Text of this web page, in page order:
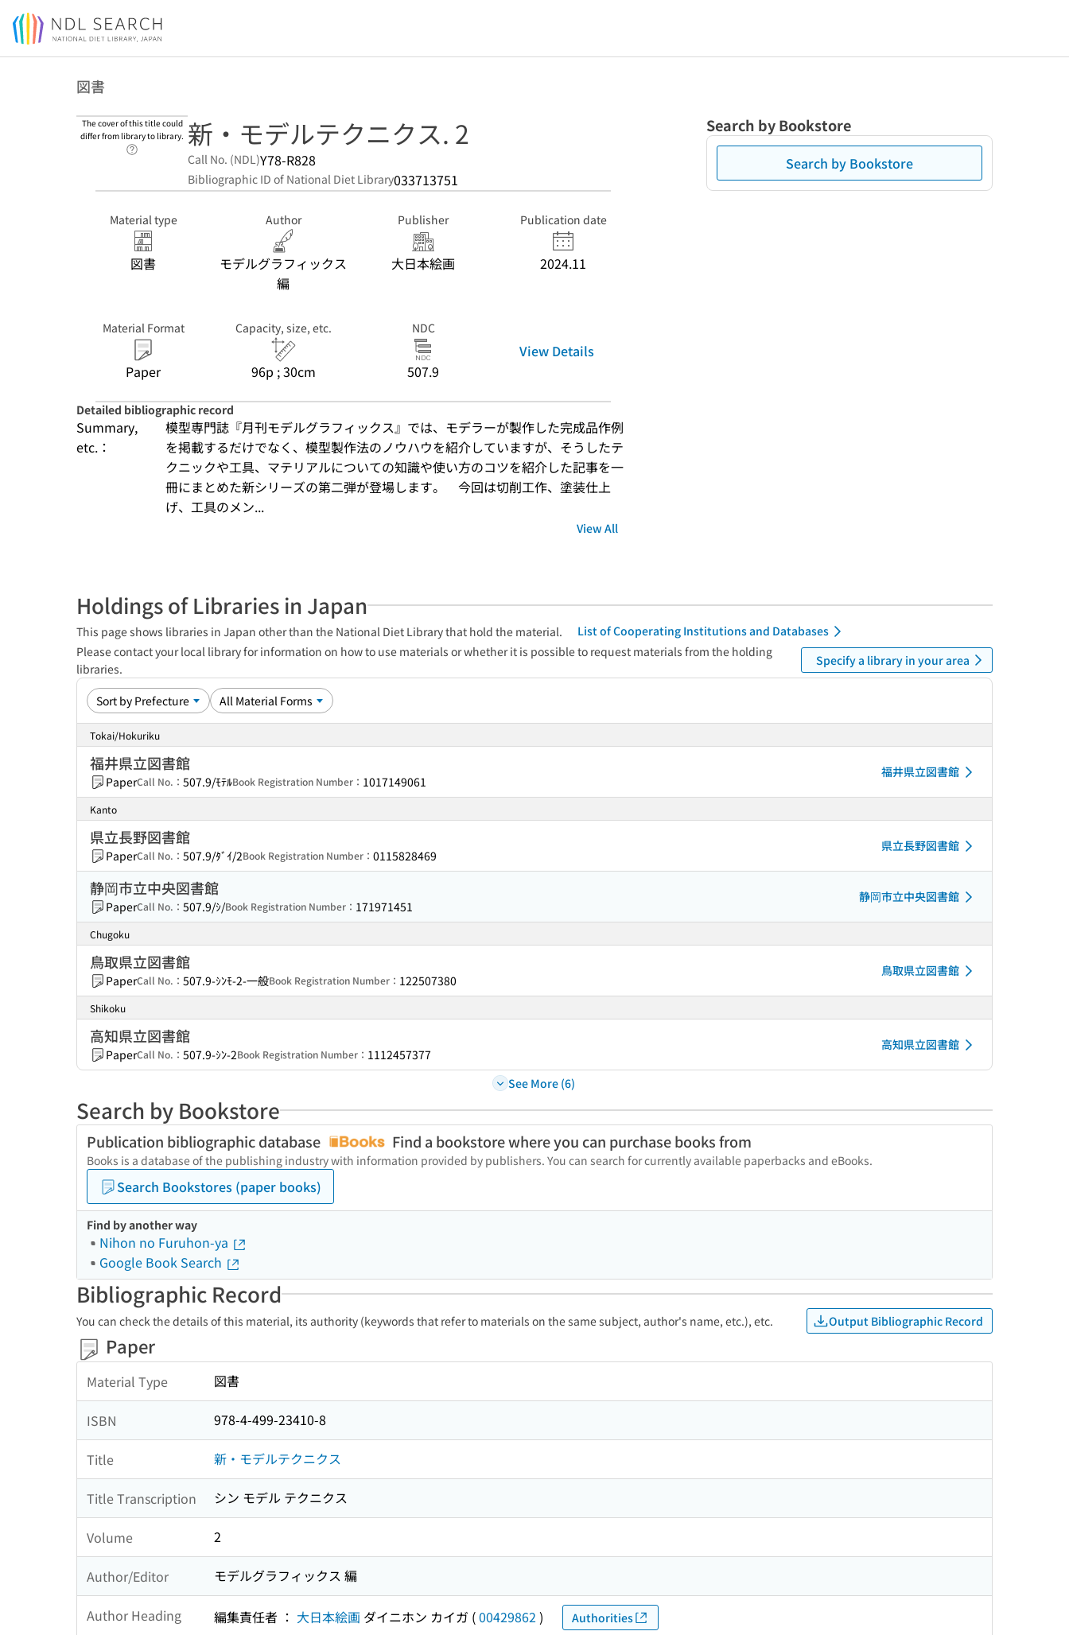
Jump to main content
図書
The cover of this title could
differ from library to library.
Link to Help Page新・モデルテクニクス. 2
Call No. (NDL)Y78-R828
Bibliographic ID of National Diet Library033713751
Material type
図書
Author
モデルグラフィックス
編
Publisher
大日本絵画
Publication date
2024.11
Material Format
Paper
Capacity, size, etc.
96p ; 30cm
NDC
507.9
View Details
Detailed bibliographic record
Summary,
etc.：
模型専門誌『月刊モデルグラフィックス』では、モデラーが製作した完成品作例
を掲載するだけでなく、模型製作法のノウハウを紹介していますが、そうしたテ
クニックや工具、マテリアルについての知識や使い方のコツを紹介した記事を一
冊にまとめた新シリーズの第二弾が登場します。　今回は切削工作、塗装仕上
げ、工具のメン...
View All
Search by Bookstore
Search by Bookstore
Holdings of Libraries in Japan
This page shows libraries in Japan other than the National Diet Library that hold the material.
List of Cooperating Institutions and Databases
Please contact your local library for information on how to use materials or whether it is possible to request materials from the holding
libraries.
Specify a library in your area
Tokai/Hokuriku
福井県立図書館
PaperCall No.： 507.9/ﾓﾃﾙBook Registration Number： 1017149061
福井県立図書館
Kanto
県立長野図書館
PaperCall No.： 507.9/ﾀﾞｲ/2Book Registration Number： 0115828469
県立長野図書館
静岡市立中央図書館
PaperCall No.： 507.9/ｼ/Book Registration Number： 171971451
静岡市立中央図書館
Chugoku
鳥取県立図書館
PaperCall No.： 507.9-ｼﾝﾓ-2-一般Book Registration Number： 122507380
鳥取県立図書館
Shikoku
高知県立図書館
PaperCall No.： 507.9-ｼﾝ-2Book Registration Number： 1112457377
高知県立図書館
See More (6)
Search by Bookstore
Publication bibliographic database Find a bookstore where you can purchase books from
Books is a database of the publishing industry with information provided by publishers. You can search for currently available paperbacks and eBooks.
Search Bookstores (paper books)
Find by another way
Nihon no Furuhon-ya
Google Book Search
Bibliographic Record
You can check the details of this material, its authority (keywords that refer to materials on the same subject, author's name, etc.), etc. Output Bibliographic Record
Paper
Material Type 図書
ISBN 978-4-499-23410-8
Title 新・モデルテクニクス
Title Transcription シン モデル テクニクス
Volume 2
Author/Editor モデルグラフィックス 編
Author Heading 編集責任者 ： 大日本絵画 ダイニホン カイガ (00429862 ) Authorities